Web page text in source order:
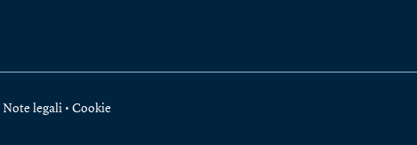
Note legali • Cookie